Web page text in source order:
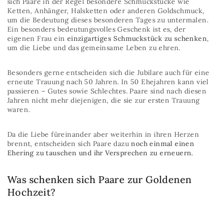
Ketten, Anhänger, Halsketten oder anderen Goldschmuck,
um die Bedeutung dieses besonderen Tages zu untermalen.
Ein besonders bedeutungsvolles Geschenk ist es, der
eigenen Frau ein einzigartiges Schmuckstück zu schenken,
um die Liebe und das gemeinsame Leben zu ehren.
Besonders gerne entscheiden sich die Jubilare auch für eine
erneute Trauung nach 50 Jahren. In 50 Ehejahren kann viel
passieren – Gutes sowie Schlechtes. Paare sind nach diesen
Jahren nicht mehr diejenigen, die sie zur ersten Trauung
waren.
Da die Liebe füreinander aber weiterhin in ihren Herzen
brennt, entscheiden sich Paare dazunoch einmal einen
Ehering zu tauschen und ihr Versprechen zu erneuern.
Was schenken sich Paare zur Goldenen
Hochzeit?